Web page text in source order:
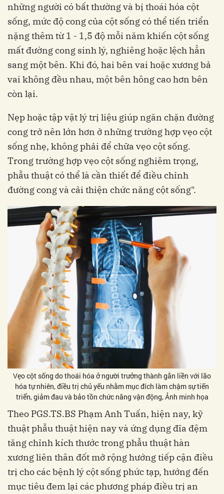
những người có bất thường và bị thoái hóa cột
sống, mức độ cong của cột sống có thể tiến triển
nặng thêm từ 1 - 1,5 độ mỗi năm khiến cột sống
mất đường cong sinh lý, nghiêng hoặc lệch hẳn
sang một bên. Khi đó, hai bên vai hoặc xương bả
vai không đều nhau, một bên hông cao hơn bên
còn lại.
Nẹp hoặc tập vật lý trị liệu giúp ngăn chặn đường
cong trở nên lớn hơn ở những trường hợp vẹo cột
sống nhẹ, không phải để chữa vẹo cột sống.
Trong trường hợp vẹo cột sống nghiêm trọng,
phẫu thuật có thể là cần thiết để điều chỉnh
đường cong và cải thiện chức năng cột sống".
Vẹo cột sống do thoái hóa ở người trưởng thành gắn liền với lão
hóa tự nhiên, điều trị chủ yếu nhằm mục đích làm chậm sự tiến
triển, giảm đau và bảo tồn chức năng vận động, Ảnh minh họa
Theo PGS.TS.BS Phạm Anh Tuấn, hiện nay, kỹ
thuật phẫu thuật hiện nay và ứng dụng đĩa đệm
tăng chỉnh kích thước trong phẫu thuật hàn
xương liên thân đốt mở rộng hướng tiếp cận điều
trị cho các bệnh lý cột sống phức tạp, hướng đến
mục tiêu đem lại các phương pháp điều trị an